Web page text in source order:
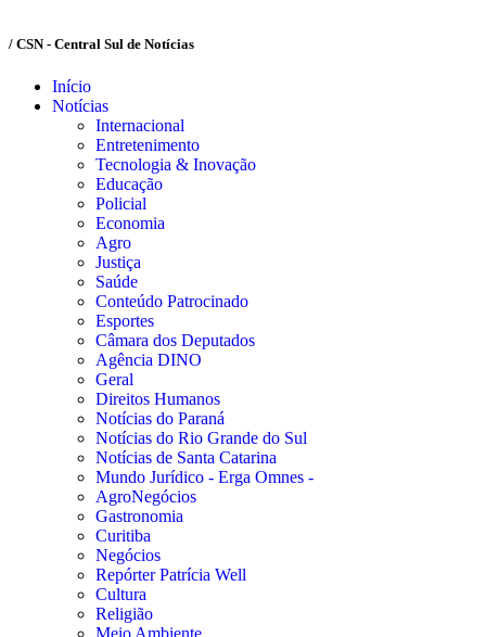
/ CSN - Central Sul de Notícias
Início
Notícias
Internacional
Entretenimento
Tecnologia & Inovação
Educação
Policial
Economia
Agro
Justiça
Saúde
Conteúdo Patrocinado
Esportes
Câmara dos Deputados
Agência DINO
Geral
Direitos Humanos
Notícias do Paraná
Notícias do Rio Grande do Sul
Notícias de Santa Catarina
Mundo Jurídico - Erga Omnes -
AgroNegócios
Gastronomia
Curitiba
Negócios
Repórter Patrícia Well
Cultura
Religião
Meio Ambiente